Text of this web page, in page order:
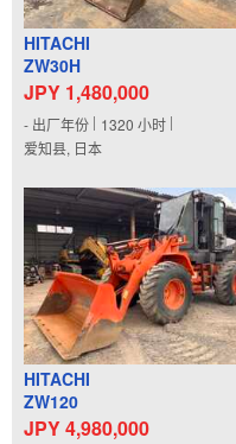
HITACHI
ZW30H
JPY 1,480,000
- 出厂年份 1320 小时
爱知县, 日本
HITACHI
ZW120
JPY 4,980,000